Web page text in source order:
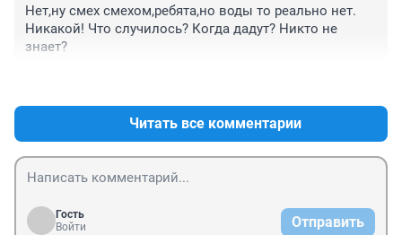
Нет,ну смех смехом,ребята,но воды то реально нет.
Никакой! Что случилось? Когда дадут? Никто не
знает?
Читать все комментарии
Гость
Войти
Отправить